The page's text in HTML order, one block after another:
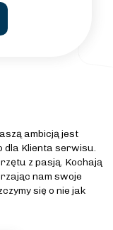
ambicją jest
dla Klienta serwisu.
z pasją. Kochają
nam swoje
się o nie jak